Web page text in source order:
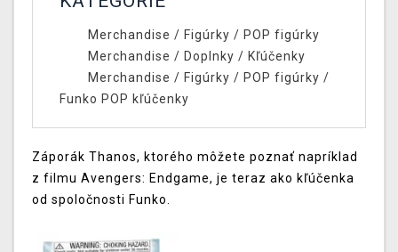
Merchandise / Figúrky / POP figúrky
Merchandise / Doplnky / Kľúčenky
Merchandise / Figúrky / POP figúrky /
Funko POP kľúčenky
Záporák Thanos, ktorého môžete poznať napríklad
z filmu Avengers: Endgame, je teraz ako kľúčenka
od spoločnosti Funko.